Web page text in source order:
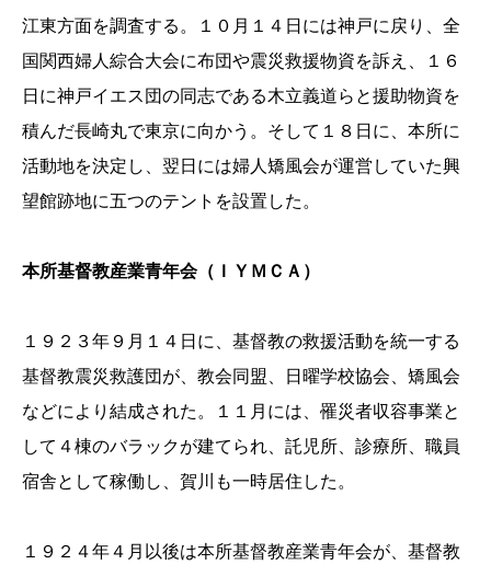
江東方面を調査する。１０月１４日には神戸に戻り、全
国関西婦人綜合大会に布団や震災救援物資を訴え、１６
日に神戸イエス団の同志である木立義道らと援助物資を
積んだ長崎丸で東京に向かう。そして１８日に、本所に
活動地を決定し、翌日には婦人矯風会が運営していた興
望館跡地に五つのテントを設置した。
本所基督教産業青年会（ＩＹＭＣＡ）
１９２３年９月１４日に、基督教の救援活動を統一する
基督教震災救護団が、教会同盟、日曜学校協会、矯風会
などにより結成された。１１月には、罹災者収容事業と
して４棟のバラックが建てられ、託児所、診療所、職員
宿舎として稼働し、賀川も一時居住した。
１９２４年４月以後は本所基督教産業青年会が、基督教